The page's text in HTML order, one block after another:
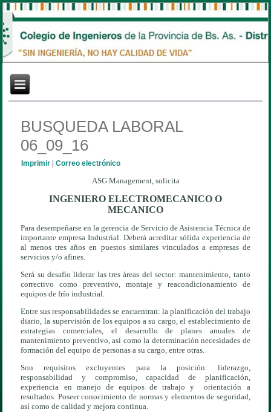
BUSQUEDA LABORAL
06_09_16
Imprimir |Correo electrónico
ASG Management, solicita
INGENIERO ELECTROMECANICO O
MECANICO
Para desempeñarse en la gerencia de Servicio de Asistencia Técnica de
importante empresa Industrial. Deberá acreditar sólida experiencia de
al menos tres años en puestos similares vinculados a empresas de
servicios y/o afines.
Será su desafío liderar las tres áreas del sector: mantenimiento, tanto
correctivo como preventivo, montaje y reacondicionamiento de
equipos de frío industrial.
Entre sus responsabilidades se encuentran: la planificación del trabajo
diario, la supervisión de los equipos a su cargo, el establecimiento de
estrategias comerciales, el desarrollo de planes anuales de
mantenimiento preventivo, así como la determinación necesidades de
formación del equipo de personas a su cargo, entre otras.
Son requisitos excluyentes para la posición: liderazgo,
responsabilidad y compromiso, capacidad de planificación,
experiencia en manejo de equipos de trabajo y orientación a
resultados. Poseer conocimiento de normas y elementos de seguridad,
así como de calidad y mejora continua.